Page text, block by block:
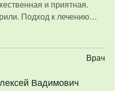
и приятная.
Подход к лечению
Остались
Врач
Вадимович